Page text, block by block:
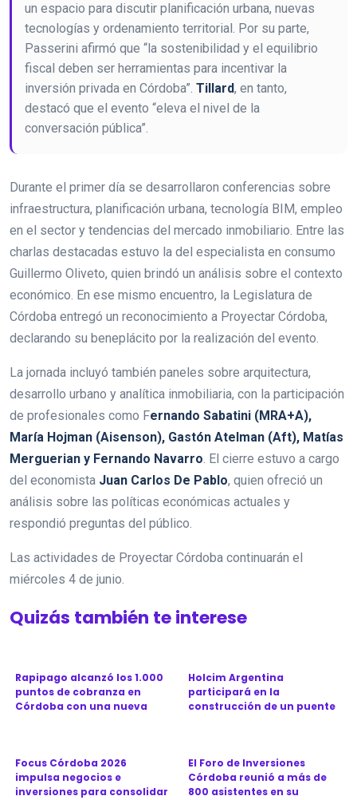
un espacio para discutir planificación urbana, nuevas
tecnologías y ordenamiento territorial. Por su parte,
Passerini afirmó que “la sostenibilidad y el equilibrio
fiscal deben ser herramientas para incentivar la
inversión privada en Córdoba”. Tillard, en tanto,
destacó que el evento “eleva el nivel de la
conversación pública”.
Durante el primer día se desarrollaron conferencias sobre
infraestructura, planificación urbana, tecnología BIM, empleo
en el sector y tendencias del mercado inmobiliario. Entre las
charlas destacadas estuvo la del especialista en consumo
Guillermo Oliveto, quien brindó un análisis sobre el contexto
económico. En ese mismo encuentro, la Legislatura de
Córdoba entregó un reconocimiento a Proyectar Córdoba,
declarando su beneplácito por la realización del evento.
La jornada incluyó también paneles sobre arquitectura,
desarrollo urbano y analítica inmobiliaria, con la participación
de profesionales como Fernando Sabatini (MRA+A),
María Hojman (Aisenson), Gastón Atelman (Aft), Matías
Merguerian y Fernando Navarro. El cierre estuvo a cargo
del economista Juan Carlos De Pablo, quien ofreció un
análisis sobre las políticas económicas actuales y
respondió preguntas del público.
Las actividades de Proyectar Córdoba continuarán el
miércoles 4 de junio.
Quizás también te interese
Rapipago alcanzó los 1.000
puntos de cobranza en
Córdoba con una nueva
Holcim Argentina
participará en la
construcción de un puente
Focus Córdoba 2026
impulsa negocios e
inversiones para consolidar
El Foro de Inversiones
Córdoba reunió a más de
800 asistentes en su